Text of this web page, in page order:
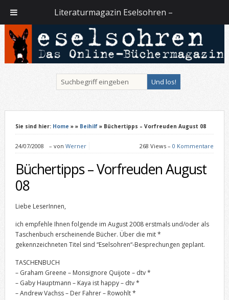
Sie sind hier: Home » » Beihilf» Büchertipps – Vorfreuden August 08
24/07/2008 – von Werner 268 Views –0 Kommentare
Büchertipps – Vorfreuden August
08
Liebe LeserInnen,
ich empfehle Ihnen folgende im August 2008 erstmals und/oder als
Taschenbuch erscheinende Bücher. Über die mit *
gekennzeichneten Titel sind “Eselsohren“-Besprechungen geplant.
TASCHENBUCH
– Graham Greene – Monsignore Quijote – dtv *
– Gaby Hauptmann – Kaya ist happy – dtv *
– Andrew Vachss – Der Fahrer – Rowohlt *
Literaturmagazin Eselsohren –